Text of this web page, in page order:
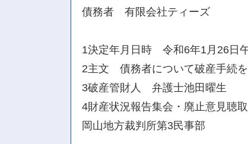
債務者 有限会社ティーズ
1決定年月日時 令和6年1月26日
2主文 債務者について破産手続を
3破産管財人 弁護士池田曜生
4財産状況報告集会・廃止意見聴
岡山地方裁判所第3民事部